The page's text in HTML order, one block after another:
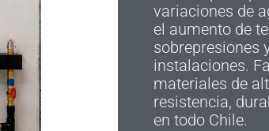
variaciones de
el aumento de
sobrepresiones
instalaciones.
materiales de
resistencia,
en todo Chile.